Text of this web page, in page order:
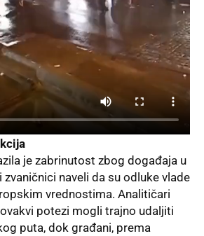
je zabrinutost zbog događaja u
zvaničnici naveli da su odluke vlade
vrednostima. Analitičari
potezi mogli trajno udaljiti
puta, dok građani, prema